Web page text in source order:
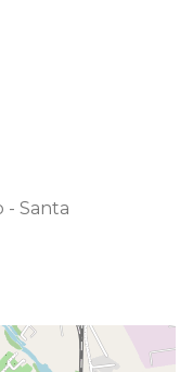
- Santa